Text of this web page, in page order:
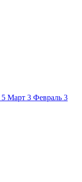
5 Март 3 Февраль 3